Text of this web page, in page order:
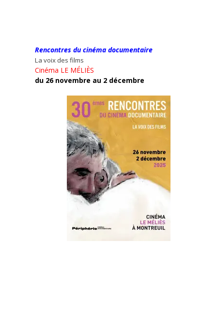
Rencontres du cinéma documentaire
La voix des films
Cinéma LE MÉLIÈS
du 26 novembre au 2 décembre